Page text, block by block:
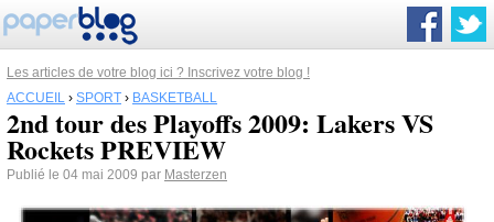
Les articles de votre blog ici ? Inscrivez votre blog !
ACCUEIL › SPORT › BASKETBALL
2nd tour des Playoffs 2009: Lakers VS
Rockets PREVIEW
Publié le 04 mai 2009 par Masterzen